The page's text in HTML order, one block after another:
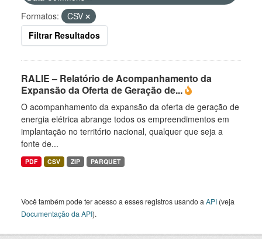
Formatos:
CSV
Filtrar Resultados
RALIE – Relatório de Acompanhamento da
Expansão da Oferta de Geração de...
O acompanhamento da expansão da oferta de geração de
energia elétrica abrange todos os empreendimentos em
implantação no território nacional, qualquer que seja a
fonte de...
PDF CSV ZIP PARQUET
Você também pode ter acesso a esses registros usando a API (veja
Documentação da API).